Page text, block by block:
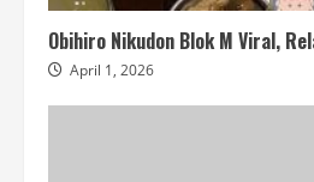
Obihiro Nikudon Blok M Viral,
April 1, 2026